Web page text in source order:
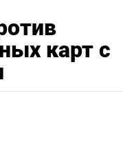
карт с